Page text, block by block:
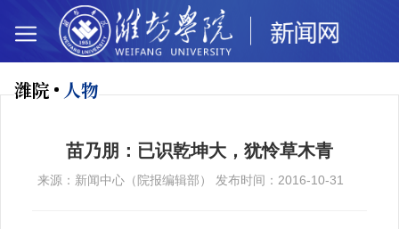
潍院 人物
苗乃朋：已识乾坤大，犹怜草木青
来源：新闻中心（院报编辑部） 发布时间：2016-10-31